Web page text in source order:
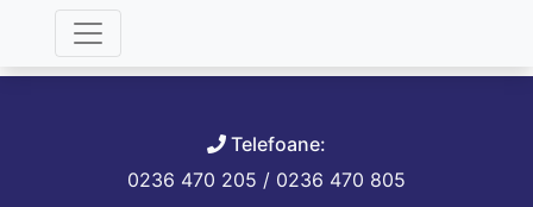
Categorie:
Telefoane:
0236 470 205 / 0236 470 805